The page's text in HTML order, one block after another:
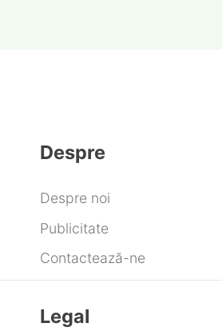
Despre
Despre noi
Publicitate
Contactează-ne
Legal